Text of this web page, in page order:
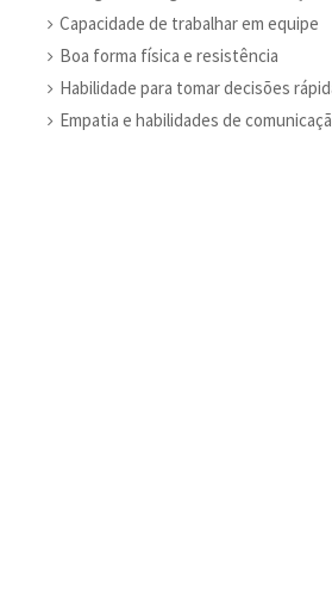
Capacidade de trabalhar em equipe
Boa forma física e resistência
Habilidade para tomar decisões
Empatia e habilidades de